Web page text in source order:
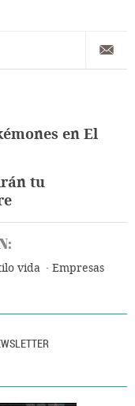
en El
tu
vida
Empresas